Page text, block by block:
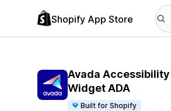
Shopify App Store
Avada Accessibility
Widget ADA
Built for Shopify